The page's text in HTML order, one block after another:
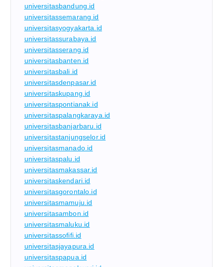
universitasbandung.id
universitassemarang.id
universitasyogyakarta.id
universitassurabaya.id
universitasserang.id
universitasbanten.id
universitasbali.id
universitasdenpasar.id
universitaskupang.id
universitaspontianak.id
universitaspalangkaraya.id
universitasbanjarbaru.id
universitastanjungselor.id
universitasmanado.id
universitaspalu.id
universitasmakassar.id
universitaskendari.id
universitasgorontalo.id
universitasmamuju.id
universitasambon.id
universitasmaluku.id
universitassofifi.id
universitasjayapura.id
universitaspapua.id